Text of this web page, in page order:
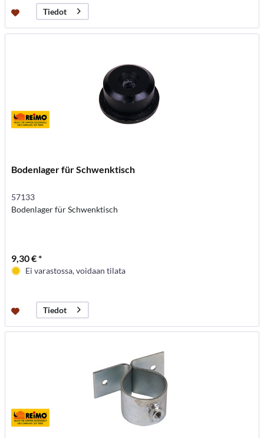
Tiedot
Bodenlager für Schwenktisch
57133
Bodenlager für Schwenktisch
9,30 € *
Ei varastossa, voidaan tilata
Tiedot